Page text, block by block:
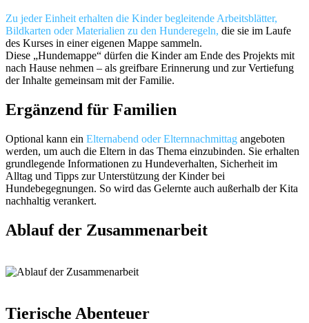
Zu jeder Einheit erhalten die Kinder begleitende Arbeitsblätter,
Bildkarten oder Materialien zu den Hunderegeln, die sie im Laufe
des Kurses in einer eigenen Mappe sammeln.
Diese „Hundemappe“ dürfen die Kinder am Ende des Projekts mit
nach Hause nehmen – als greifbare Erinnerung und zur Vertiefung
der Inhalte gemeinsam mit der Familie.
Ergänzend für Familien
Optional kann ein Elternabend oder Elternnachmittag angeboten
werden, um auch die Eltern in das Thema einzubinden. Sie erhalten
grundlegende Informationen zu Hundeverhalten, Sicherheit im
Alltag und Tipps zur Unterstützung der Kinder bei
Hundebegegnungen. So wird das Gelernte auch außerhalb der Kita
nachhaltig verankert.
Ablauf der Zusammenarbeit
Tierische Abenteuer